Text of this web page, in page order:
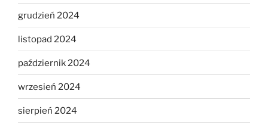
grudzień 2024
listopad 2024
październik 2024
wrzesień 2024
sierpień 2024